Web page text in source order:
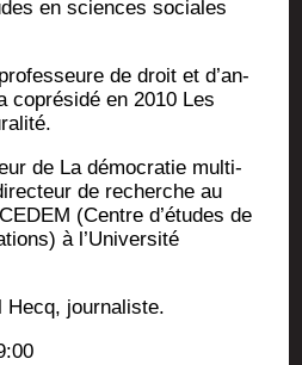
en sciences sociales
de droit et d’an­
copré­si­dé en 2010 Les
de La démo­cra­tie mul­ti­
de recherche au
(Centre d’études de
à l’Université
Hecq, journaliste.